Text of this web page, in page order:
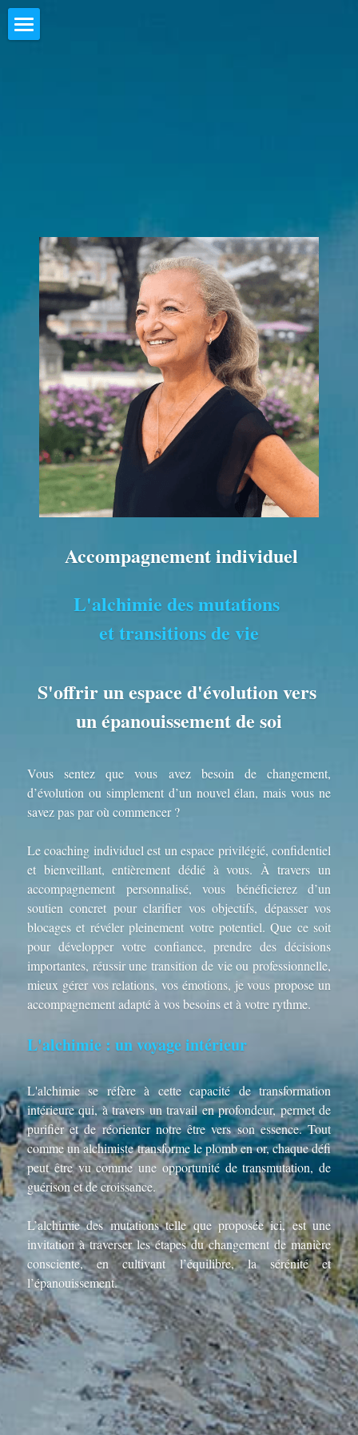
POWERED BY
Accompagnement individuel
L'alchimie des mutations
et transitions de vie
S'offrir un espace d'évolution vers
un épanouissement de soi
Vous sentez que vous avez besoin de changement,
d’évolution ou simplement d’un nouvel élan, mais vous ne
savez pas par où commencer ?
Le coaching individuel est un espace privilégié, confidentiel
et bienveillant, entièrement dédié à vous. À travers un
accompagnement personnalisé, vous bénéficierez d’un
soutien concret pour clarifier vos objectifs, dépasser vos
blocages et révéler pleinement votre potentiel. Que ce soit
pour développer votre confiance, prendre des décisions
importantes, réussir une transition de vie ou professionnelle,
mieux gérer vos relations, vos émotions, je vous propose un
accompagnement adapté à vos besoins et à votre rythme.
L'alchimie : un voyage intérieur
L'alchimie se réfère à cette capacité de transformation
intérieure qui, à travers un travail en profondeur, permet de
purifier et de réorienter notre être vers son essence. Tout
comme un alchimiste transforme le plomb en or, chaque défi
peut être vu comme une opportunité de transmutation, de
guérison et de croissance.
L’alchimie des mutations telle que proposée ici, est une
invitation à traverser les étapes du changement de manière
consciente, en cultivant l’équilibre, la sérénité et
l’épanouissement.